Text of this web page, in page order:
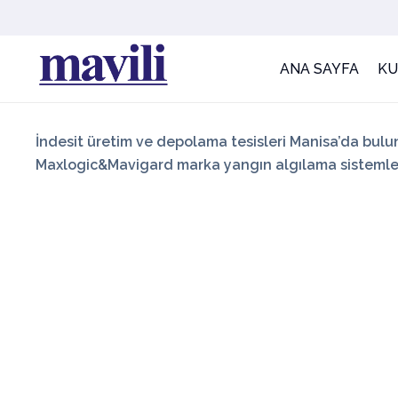
ANA SAYFA
İndesit üretim ve depolama tesisleri Manisa’da
Maxlogic&Mavigard marka yangın algılama